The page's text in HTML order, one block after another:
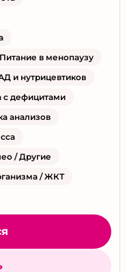
Питание в менопаузу
и нутрицевтиков
с дефицитами
анализов
/ Другие
/ ЖКТ